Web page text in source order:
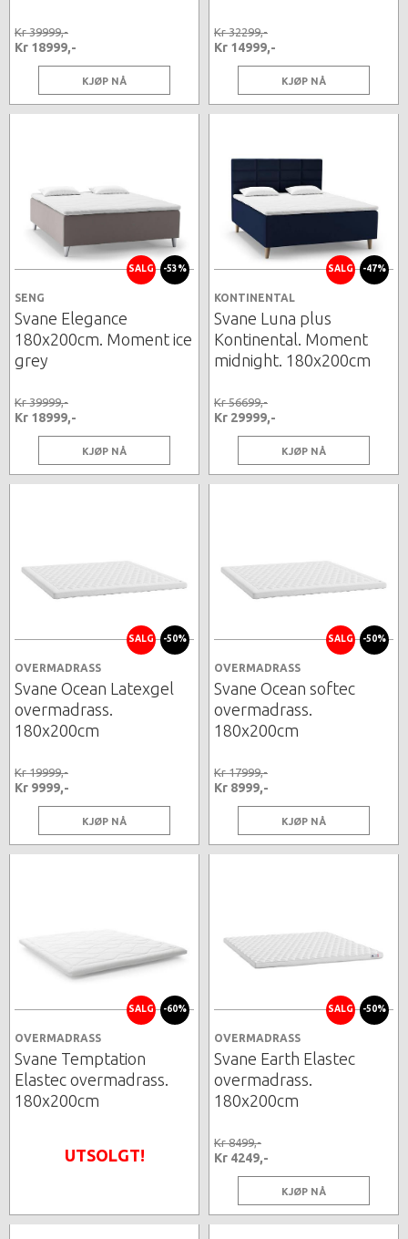
Kr 39999,-
Kr 18999,-
KJØP NÅ
Kr 32299,-
Kr 14999,-
KJØP NÅ
SALG -53%
SENG
Svane Elegance
180x200cm. Moment ice
grey
Kr 39999,-
Kr 18999,-
KJØP NÅ
SALG -47%
KONTINENTAL
Svane Luna plus
Kontinental. Moment
midnight. 180x200cm
Kr 56699,-
Kr 29999,-
KJØP NÅ
SALG -50%
OVERMADRASS
Svane Ocean Latexgel
overmadrass.
180x200cm
Kr 19999,-
Kr 9999,-
KJØP NÅ
SALG -50%
OVERMADRASS
Svane Ocean softec
overmadrass.
180x200cm
Kr 17999,-
Kr 8999,-
KJØP NÅ
SALG -60%
OVERMADRASS
Svane Temptation
Elastec overmadrass.
180x200cm
UTSOLGT!
SALG -50%
OVERMADRASS
Svane Earth Elastec
overmadrass.
180x200cm
Kr 8499,-
Kr 4249,-
KJØP NÅ